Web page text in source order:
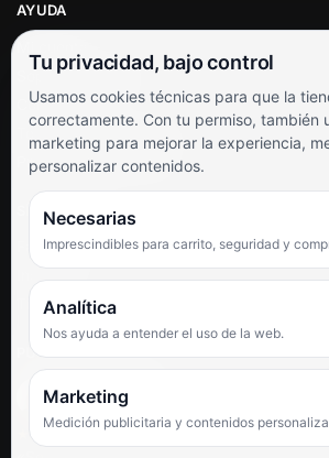
AYUDA
Soporte al cliente
Contacto
Términos y condiciones
Preguntas frecuentes
SÍGUENOS
Facebook
TikTok
PUNTUACIÓN DE 4,6 SOBRE 5 EN GOOGLE
★★★★★
Tu privacidad, bajo control
Usamos cookies técnicas para que la
correctamente. Con tu permiso, también
marketing para mejorar la experiencia,
personalizar contenidos.
Necesarias
Imprescindibles para carrito, seguridad y
Analítica
Nos ayuda a entender el uso de la web.
Marketing
Medición publicitaria y contenidos